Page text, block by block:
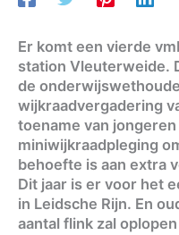
Er komt een vierde
station Vleuterweide.
de
wijkraadvergadering
toename van
miniwijkraadpleging
behoefte is aan extra
Dit jaar is er voor het
in Leidsche Rijn. En
aantal flink zal